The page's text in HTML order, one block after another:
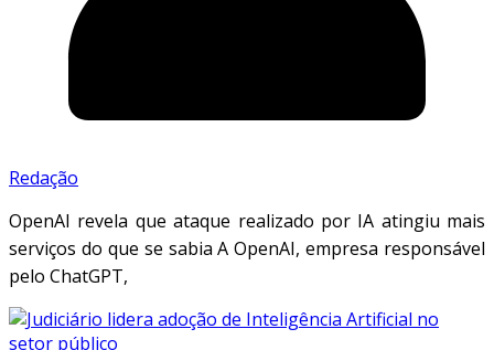
Redação
OpenAI revela que ataque realizado por IA atingiu mais
serviços do que se sabia A OpenAI, empresa responsável
pelo ChatGPT,